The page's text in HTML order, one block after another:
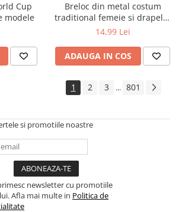
Cup
modele
Breloc din metal costum
traditional femeie si drapelul
Romaniei 9 cm
14,99 Lei
ADAUGA IN COS
1 2 3 ... 801
si promotiile noastre
newsletter cu promotiile
Afla mai multe in Politica de